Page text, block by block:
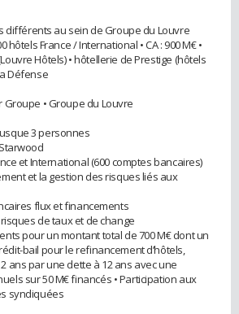
différents au sein de Groupe du Louvre
hôtels France / International • CA : 900 M€ •
Hôtels) • hôtellerie de Prestige (hôtels
Défense
Groupe • Groupe du Louvre
3 personnes
et International (600 comptes bancaires)
et la gestion des risques liés aux
flux et financements
de taux et de change
pour un montant total de 700 M€ dont un
bail pour le refinancement d’hôtels,
ans par une dette à 12 ans avec une
sur 50 M€ financés • Participation aux
syndiquées